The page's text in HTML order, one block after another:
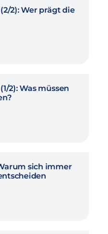
2): Wer prägt die
2): Was müssen
sich immer